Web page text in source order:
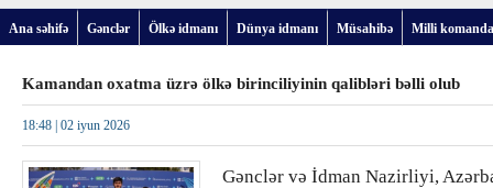
Ana səhifə Gənclər Ölkə idmanı Dünya idmanı Müsahibə Milli
Kamandan oxatma üzrə ölkə birinciliyinin qalibləri bəlli olub
18:48 | 02 iyun 2026
Gənclər və İdman Nazirliyi,